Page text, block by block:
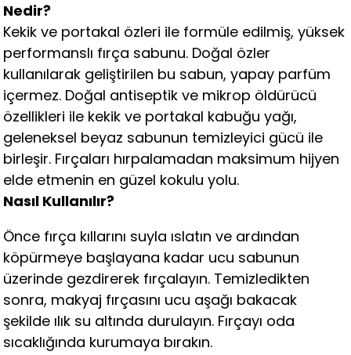
Nedir?
Kekik ve portakal özleri ile formüle edilmiş, yüksek
performanslı fırça sabunu. Doğal özler
kullanılarak geliştirilen bu sabun, yapay parfüm
içermez. Doğal antiseptik ve mikrop öldürücü
özellikleri ile kekik ve portakal kabuğu yağı,
geleneksel beyaz sabunun temizleyici gücü ile
birleşir. Fırçaları hırpalamadan maksimum hijyen
elde etmenin en güzel kokulu yolu.
Nasıl Kullanılır?
Önce fırça kıllarını suyla ıslatın ve ardından
köpürmeye başlayana kadar ucu sabunun
üzerinde gezdirerek fırçalayın. Temizledikten
sonra, makyaj fırçasını ucu aşağı bakacak
şekilde ılık su altında durulayın. Fırçayı oda
sıcaklığında kurumaya bırakın.